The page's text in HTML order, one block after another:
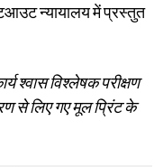
न्यायालय में प्रस्तुत
श्वास विश्लेषक परीक्षण
से लिए गए मूल प्रिंट के